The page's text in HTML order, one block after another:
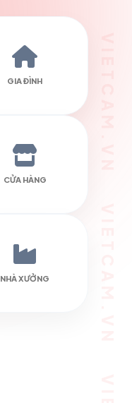
GIA ĐÌNH
CỬA HÀNG
NHÀ XƯỞNG